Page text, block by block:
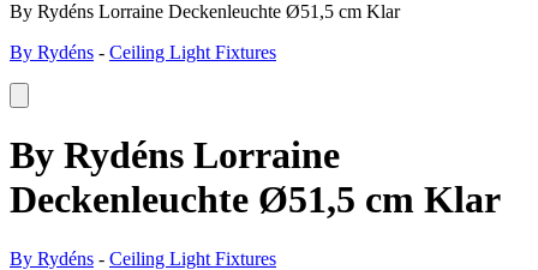
By Rydéns Lorraine Deckenleuchte Ø51,5 cm Klar
By Rydéns - Ceiling Light Fixtures
By Rydéns Lorraine
Deckenleuchte Ø51,5 cm Klar
By Rydéns - Ceiling Light Fixtures